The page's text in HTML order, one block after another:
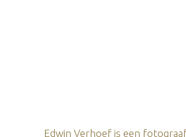
Edwin Verhoef is een